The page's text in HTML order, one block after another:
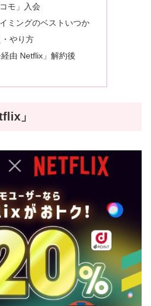
モ」入会
ミングのベストいつか
やり方
経由 Netflix」解約後
」